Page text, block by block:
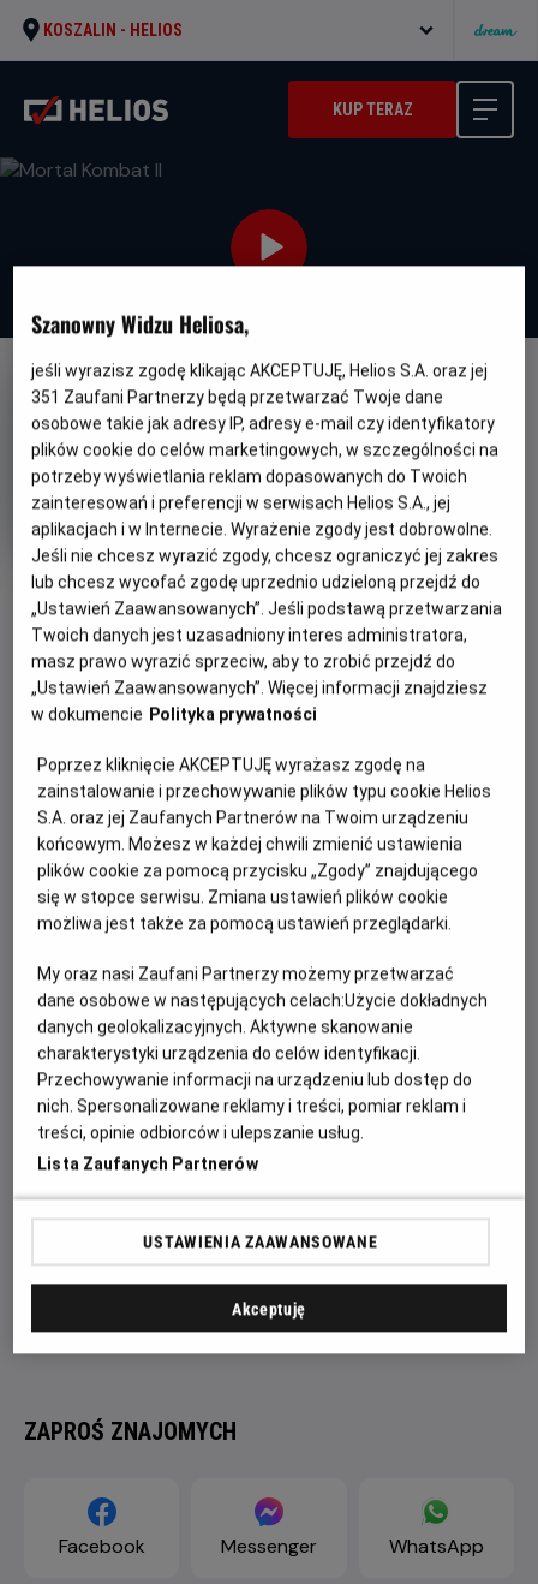
KOSZALIN - HELIOS
KUP TERAZ
DUBBING
OBSERWUJ
Mortal Kombat II
Oryginalny
tytuł
Mortal Kombat II Gatunek
Fantasy / Akcja
15 lat
Czas
trwania
116 min
Kraj
i
rok
produkcji
USA (2025)
OCENA HELIOS
6.5
PREMIERA
8 maja 2026
Simon McQuoid
Jeremy Slater, Ed Boon,
John Tobias
OBSADA
Hiroyuki Sanada, Karl Urban, Tadanobu Asano
WIĘCEJ SZCZEGÓŁÓW
Oczekiwanie prawie dobiega końca! Mortal Kombat II w
kinach od 8 maja. New Line Cinema przedstawia najnowszą
filmową odsłonę kasowej serii gier wideo w całej swej
brutalnej chwale - Mortal Kombat II.
Tym razem ulubieńcy widzów, z udziałem samego
Johnny’ego Cage’a, stają do walki w ostatecznych,
pozbawionych hamulców krwawych zmaganiach, żeby
obalić mroczne rządy Shao Kahna, zagrażające istnieniu
Ziemi i jej obrońców.
ZAPROŚ ZNAJOMYCH
Facebook Messenger WhatsApp
Szanowny Widzu Heliosa,
jeśli wyrazisz zgodę klikając AKCEPTUJĘ, Helios S.A. oraz jej
351 Zaufani Partnerzy będą przetwarzać Twoje dane
osobowe takie jak adresy IP, adresy e-mail czy identyfikatory
plików cookie do celów marketingowych, w szczególności na
potrzeby wyświetlania reklam dopasowanych do Twoich
zainteresowań i preferencji w serwisach Helios S.A., jej
aplikacjach i w Internecie. Wyrażenie zgody jest dobrowolne.
Jeśli nie chcesz wyrazić zgody, chcesz ograniczyć jej zakres
lub chcesz wycofać zgodę uprzednio udzieloną przejdź do
„Ustawień Zaawansowanych”. Jeśli podstawą przetwarzania
Twoich danych jest uzasadniony interes administratora,
masz prawo wyrazić sprzeciw, aby to zrobić przejdź do
„Ustawień Zaawansowanych”. Więcej informacji znajdziesz
w dokumencie Polityka prywatności
Poprzez kliknięcie AKCEPTUJĘ wyrażasz zgodę na
zainstalowanie i przechowywanie plików typu cookie Helios
S.A. oraz jej Zaufanych Partnerów na Twoim urządzeniu
końcowym. Możesz w każdej chwili zmienić ustawienia
plików cookie za pomocą przycisku „Zgody” znajdującego
się w stopce serwisu. Zmiana ustawień plików cookie
możliwa jest także za pomocą ustawień przeglądarki.
My oraz nasi Zaufani Partnerzy możemy przetwarzać
dane osobowe w następujących celach:Użycie dokładnych
danych geolokalizacyjnych. Aktywne skanowanie
charakterystyki urządzenia do celów identyfikacji.
Przechowywanie informacji na urządzeniu lub dostęp do
nich. Spersonalizowane reklamy i treści, pomiar reklam i
treści, opinie odbiorców i ulepszanie usług.
Lista Zaufanych Partnerów
USTAWIENIA ZAAWANSOWANE
Akceptuję